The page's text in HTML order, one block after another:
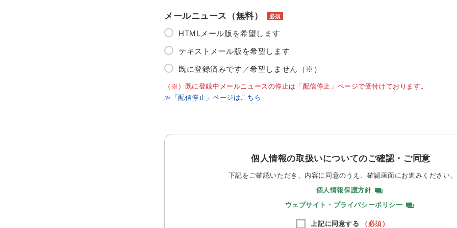
メールニュース（無料） 必須
HTMLメール版を希望します
テキストメール版を希望します
既に登録済みです／希望しません（※）
（※）既に登録中メールニュースの停止は「配信停止」ページで受付けております。
≫「配信停止」ページはこちら
個人情報の取扱いについてのご確認・ご同意
下記をご確認いただき、内容に同意のうえ、 確認画面にお進みください。
個人情報保護方針
ウェブサイト・プライバシーポリシー
上記に同意する （必須）